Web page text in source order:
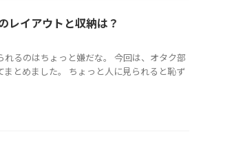
レイアウトと収納は？
るのはちょっと嫌だな。 今回は、オタク部
とめました。 ちょっと人に見られると恥ず